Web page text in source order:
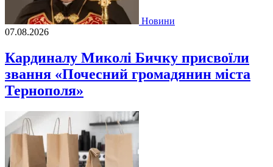
Новини
07.08.2026
Кардиналу Миколі Бичку присвоїли
звання «Почесний громадянин міста
Тернополя»